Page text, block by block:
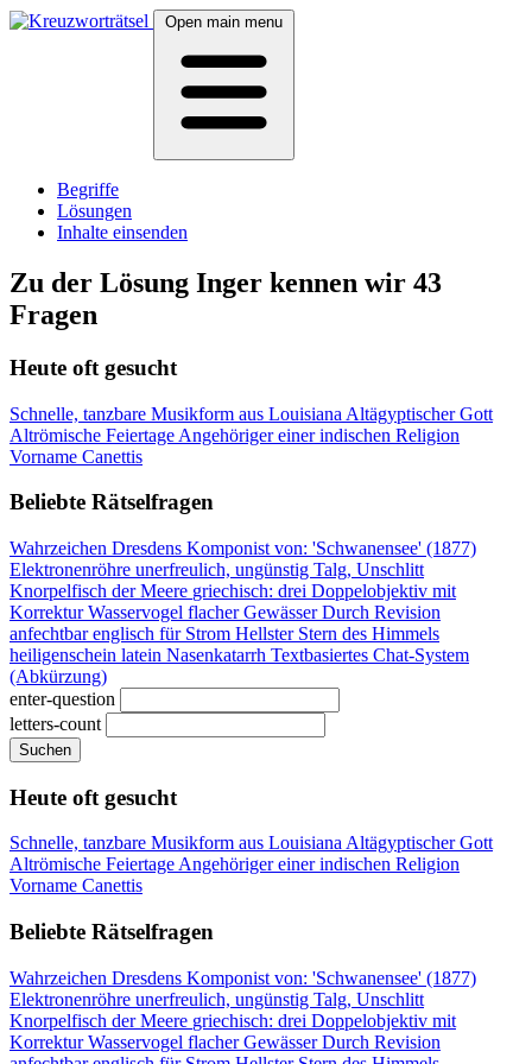
Open main menu
Begriffe
Lösungen
Inhalte einsenden
Zu der Lösung Inger kennen wir 43
Fragen
Heute oft gesucht
Schnelle, tanzbare Musikform aus Louisiana Altägyptischer Gott
Altrömische Feiertage Angehöriger einer indischen Religion
Vorname Canettis
Beliebte Rätselfragen
Wahrzeichen Dresdens Komponist von: 'Schwanensee' (1877)
Elektronenröhre unerfreulich, ungünstig Talg, Unschlitt
Knorpelfisch der Meere griechisch: drei Doppelobjektiv mit
KorrekturWasservogel flacher GewässerDurch Revision
anfechtbarenglisch für Strom Hellster Stern des Himmels
heiligenschein latein Nasenkatarrh Textbasiertes Chat-System
(Abkürzung)
enter-question
letters-count
Suchen
Heute oft gesucht
Schnelle, tanzbare Musikform aus LouisianaAltägyptischer Gott
Altrömische FeiertageAngehöriger einer indischen Religion
Vorname Canettis
Beliebte Rätselfragen
Wahrzeichen Dresdens Komponist von: 'Schwanensee' (1877)
Elektronenröhre unerfreulich, ungünstig Talg, Unschlitt
Knorpelfisch der Meere griechisch: drei Doppelobjektiv mit
KorrekturWasservogel flacher GewässerDurch Revision